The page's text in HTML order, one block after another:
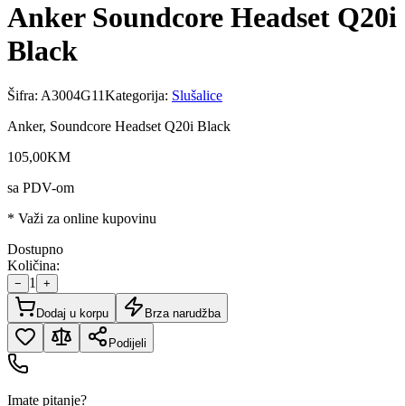
Anker Soundcore Headset Q20i
Black
Šifra: A3004G11Kategorija: Slušalice
Anker, Soundcore Headset Q20i Black
105,00KM
sa PDV-om
* Važi za online kupovinu
Dostupno
Količina:
− 1 +
Dodaj u korpu Brza narudžba
Podijeli
Imate pitanje?